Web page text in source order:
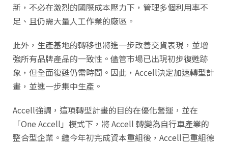
新，不必在激烈的國際成本壓力下，管理多個利用率不
足、且仍需大量人工作業的廠區。
此外，生產基地的轉移也將進一步改善交貨表現，並增
強所有品牌產品的一致性。儘管市場已出現初步復甦跡
象，但全面復甦仍需時間。因此，Accell決定加速轉型計
畫，並進一步集中生產。
Accell強調，這項轉型計畫的目的在優化營運，並在
「One Accell」模式下，將 Accell 轉變為自行車產業的
整合型企業。繼今年初完成資本重組後，Accell已重組德